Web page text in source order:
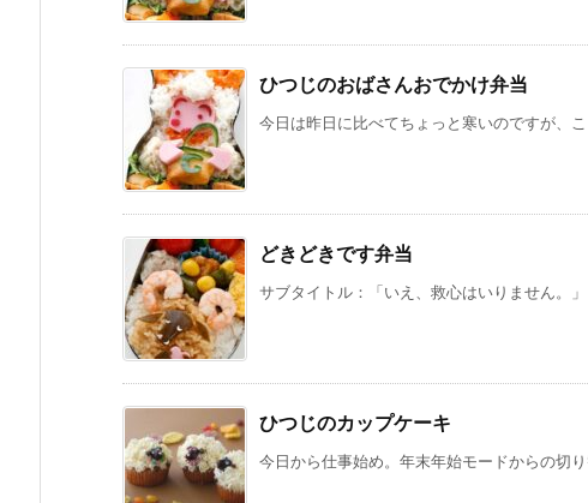
ひつじのおばさんおでかけ弁当
今日は昨日に比べてちょっと寒いのですが、
どきどきです弁当
サブタイトル：「いえ、救心はいりません。
ひつじのカップケーキ
今日から仕事始め。年末年始モードからの切